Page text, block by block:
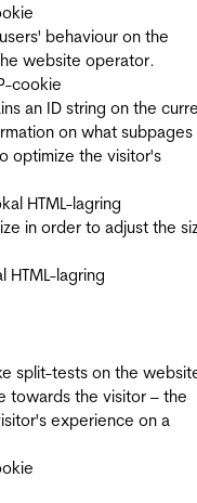
behaviour on the
website operator.
cookie
an ID string on the
on what
optimize the visitor's
HTML-lagring
in order to adjust the
HTML-lagring
split-tests on the
towards the visitor – the
experience on a